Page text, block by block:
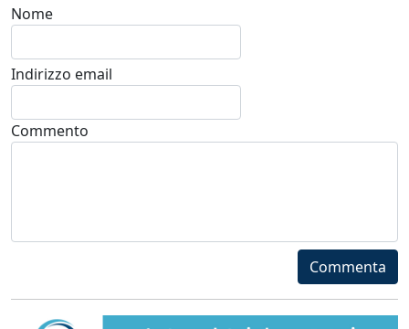
Nome
Indirizzo email
Commento
Commenta